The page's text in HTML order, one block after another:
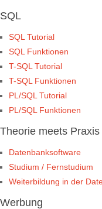
SQL
SQL Tutorial
SQL Funktionen
T-SQL Tutorial
T-SQL Funktionen
PL/SQL Tutorial
PL/SQL Funktionen
Theorie meets Praxis
Datenbanksoftware
Studium / Fernstudium
Weiterbildung in der
Werbung